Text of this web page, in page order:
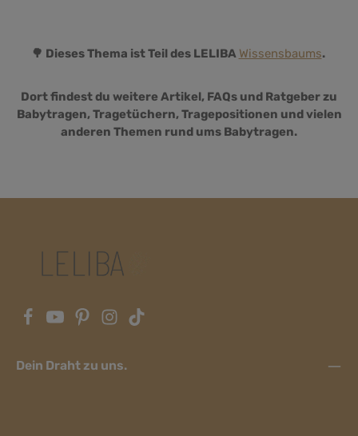
🌳 Dieses Thema ist Teil des LELIBA Wissensbaums.
Dort findest du weitere Artikel, FAQs und Ratgeber zu
Babytragen, Tragetüchern, Tragepositionen und vielen
anderen Themen rund ums Babytragen.
Dein Draht zu uns.